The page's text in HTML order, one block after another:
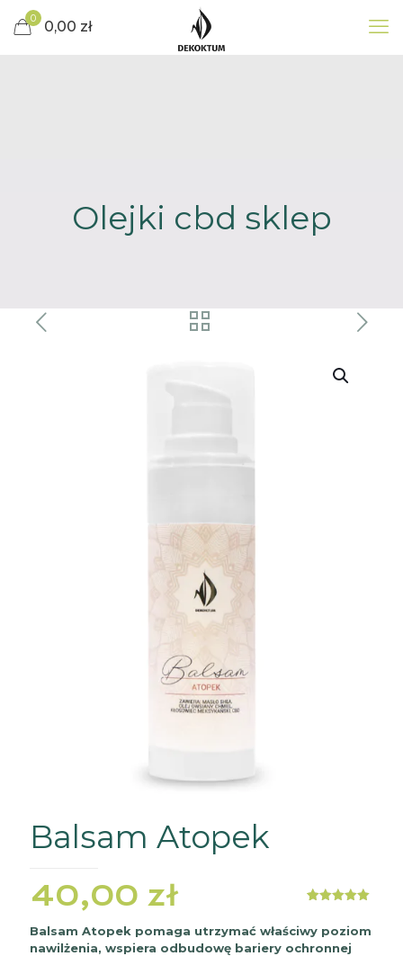
0 0,00 zł
Olejki cbd sklep
Balsam Atopek
na 5
na
podstawie
40,00 zł
Balsam Atopek pomaga utrzymać właściwy poziom
nawilżenia, wspiera odbudowę bariery ochronnej